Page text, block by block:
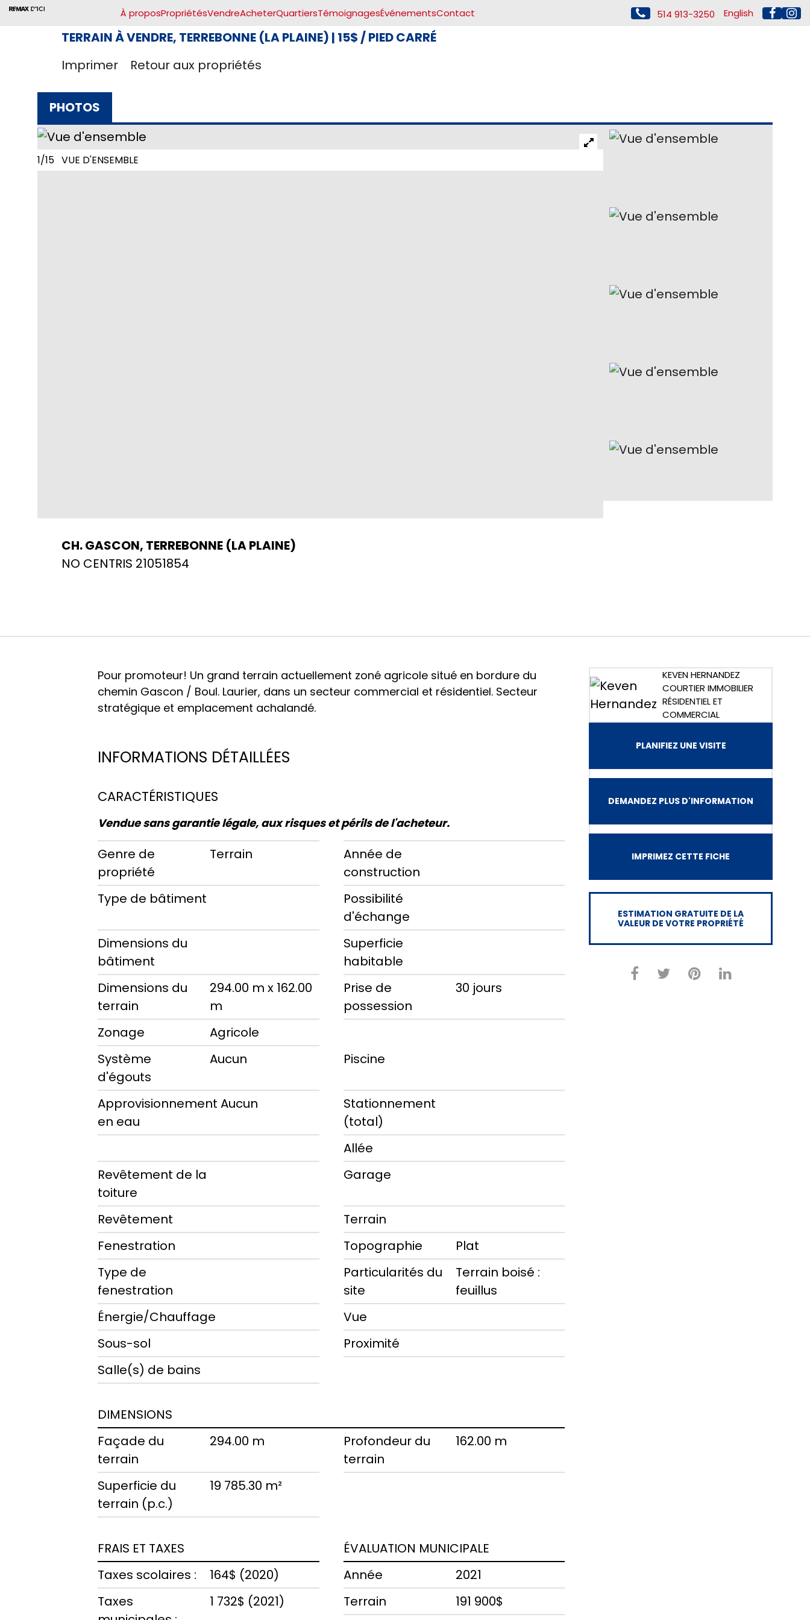
À proposPropriétésVendreAcheterQuartiersTémoignagesÉvénementsContact 514 913-3250 English
TERRAIN À VENDRE, TERREBONNE (LA PLAINE) | 15$ / PIED CARRÉ
Imprimer
Retour aux propriétés
PHOTOS
1/15 VUE D'ENSEMBLE
CH. GASCON, TERREBONNE (LA PLAINE)
NO CENTRIS 21051854
Pour promoteur! Un grand terrain actuellement zoné agricole situé en bordure du
chemin Gascon / Boul. Laurier, dans un secteur commercial et résidentiel. Secteur
stratégique et emplacement achalandé.
INFORMATIONS DÉTAILLÉES
CARACTÉRISTIQUES
Vendue sans garantie légale, aux risques et périls de l'acheteur.
Genre de
propriété
Terrain
Année de
construction
Type de bâtiment
Possibilité
d'échange
Dimensions du
bâtiment
Superficie
habitable
Dimensions du
terrain
294.00 m x 162.00
m
Prise de
possession
30 jours
Zonage
Agricole
Système
d'égouts
Aucun Piscine
Approvisionnement
en eau
Aucun
Stationnement
(total)
Allée
Revêtement de la
toiture
Garage
Revêtement
Terrain
Fenestration
Topographie
Plat
Type de
fenestration
Particularités du
site
Terrain boisé :
feuillus
Énergie/Chauffage
Vue
Sous-sol
Proximité
Salle(s) de bains
DIMENSIONS
Façade du
terrain
294.00 m
Profondeur du
terrain
162.00 m
Superficie du
terrain (p.c.)
19 785.30 m²
FRAIS ET TAXES
Taxes scolaires :
164$ (2020)
Taxes
1 732$ (2021)
ÉVALUATION MUNICIPALE
Année
2021
Terrain
191 900$
KEVEN HERNANDEZ
COURTIER IMMOBILIER
RÉSIDENTIEL ET
COMMERCIAL
PLANIFIEZ UNE VISITE
DEMANDEZ PLUS D'INFORMATION
IMPRIMEZ CETTE FICHE
ESTIMATION GRATUITE DE LA
VALEUR DE VOTRE PROPRIÉTÉ